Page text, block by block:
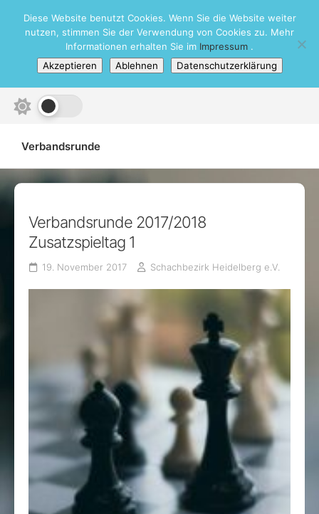
content
Schachbezirk Heidelberg e.V.
Verbandsrunde
Verbandsrunde 2017/2018
Zusatzspieltag 1
19. November 2017 Schachbezirk Heidelberg e.V.
Diese Website benutzt Cookies. Wenn Sie die Website weiter
nutzen, stimmen Sie der Verwendung von Cookies zu. Mehr
Informationen erhalten Sie im Impressum .
Akzeptieren
Ablehnen Datenschutzerklärung